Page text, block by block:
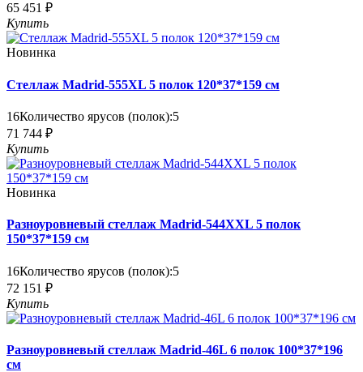
65 451 ₽
Купить
Новинка
Стеллаж Madrid-555XL 5 полок 120*37*159 см
16Количество ярусов (полок):5
71 744 ₽
Купить
Новинка
Разноуровневый стеллаж Madrid-544XXL 5 полок
150*37*159 см
16Количество ярусов (полок):5
72 151 ₽
Купить
Разноуровневый стеллаж Madrid-46L 6 полок 100*37*196
см